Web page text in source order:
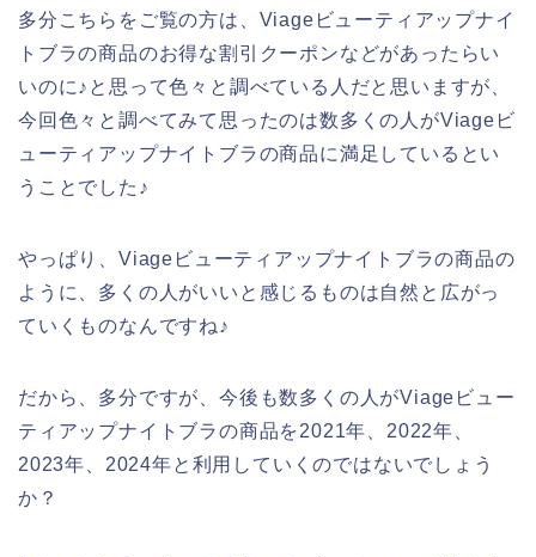
多分こちらをご覧の方は、Viageビューティアップナイ
トブラの商品のお得な割引クーポンなどがあったらい
いのに♪と思って色々と調べている人だと思いますが、
今回色々と調べてみて思ったのは数多くの人がViageビ
ューティアップナイトブラの商品に満足しているとい
うことでした♪
やっぱり、Viageビューティアップナイトブラの商品の
ように、多くの人がいいと感じるものは自然と広がっ
ていくものなんですね♪
だから、多分ですが、今後も数多くの人がViageビュー
ティアップナイトブラの商品を2021年、2022年、
2023年、2024年と利用していくのではないでしょう
か？